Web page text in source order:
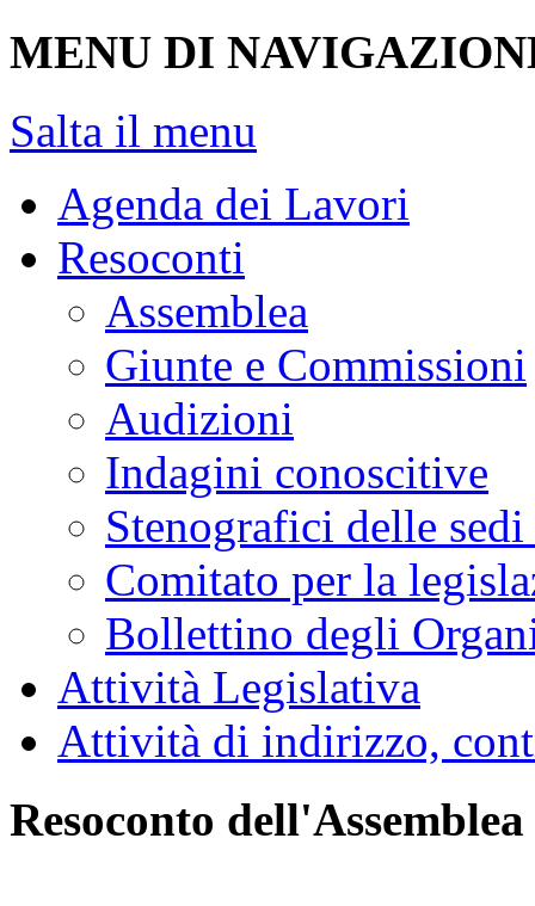
MENU DI
Salta il menu
Agenda dei Lavori
Resoconti
Assemblea
Giunte e Commissioni
Audizioni
Indagini conoscitive
Stenografici delle
Comitato per la
Bollettino degli
Attività Legislativa
Attività di indirizzo,
Resoconto dell'Assemblea